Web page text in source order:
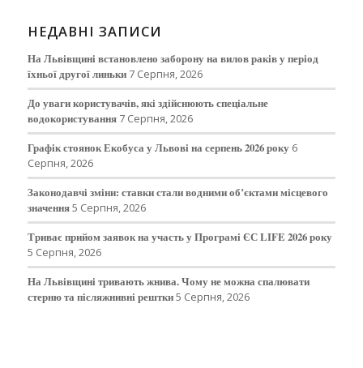
НЕДАВНІ ЗАПИСИ
На Львівщині встановлено заборону на вилов раків у період
їхньої другої линьки 7 Серпня, 2026
До уваги користувачів, які здійснюють спеціальне
водокористування 7 Серпня, 2026
Графік стоянок Екобуса у Львові на серпень 2026 року 6
Серпня, 2026
Законодавчі зміни: ставки стали водними об’єктами місцевого
значення5 Серпня, 2026
Триває прийом заявок на участь у Програмі ЄС LIFE 2026 року
5 Серпня, 2026
На Львівщині тривають жнива. Чому не можна спалювати
стерню та післяжнивні рештки5 Серпня, 2026